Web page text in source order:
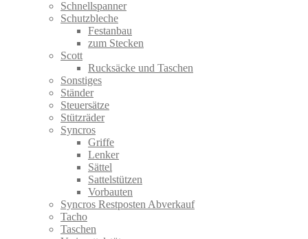
Schnellspanner
Schutzbleche
Festanbau
zum Stecken
Scott
Rucksäcke und Taschen
Sonstiges
Ständer
Steuersätze
Stützräder
Syncros
Griffe
Lenker
Sättel
Sattelstützen
Vorbauten
Syncros Restposten Abverkauf
Tacho
Taschen